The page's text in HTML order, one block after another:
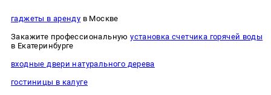
гаджеты в аренду в Москве
Закажите профессиональнуюустановка счетчика горячей воды
в Екатеринбурге
входные двери натурального дерева
гостиницы в калуге